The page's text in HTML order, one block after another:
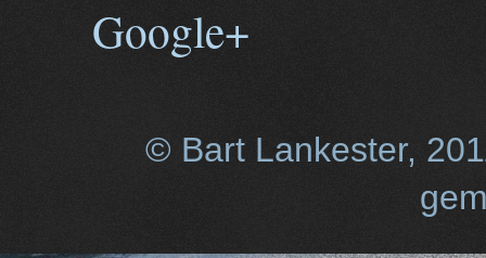
Google+
© Bart Lankester,